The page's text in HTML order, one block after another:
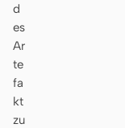
d
es
Ar
te
fa
kt
zu